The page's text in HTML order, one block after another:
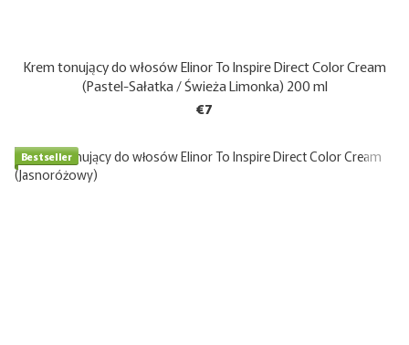
Krem tonujący do włosów Elinor To Inspire Direct Color Cream
(Pastel-Sałatka / Świeża Limonka) 200 ml
€7
Bestseller